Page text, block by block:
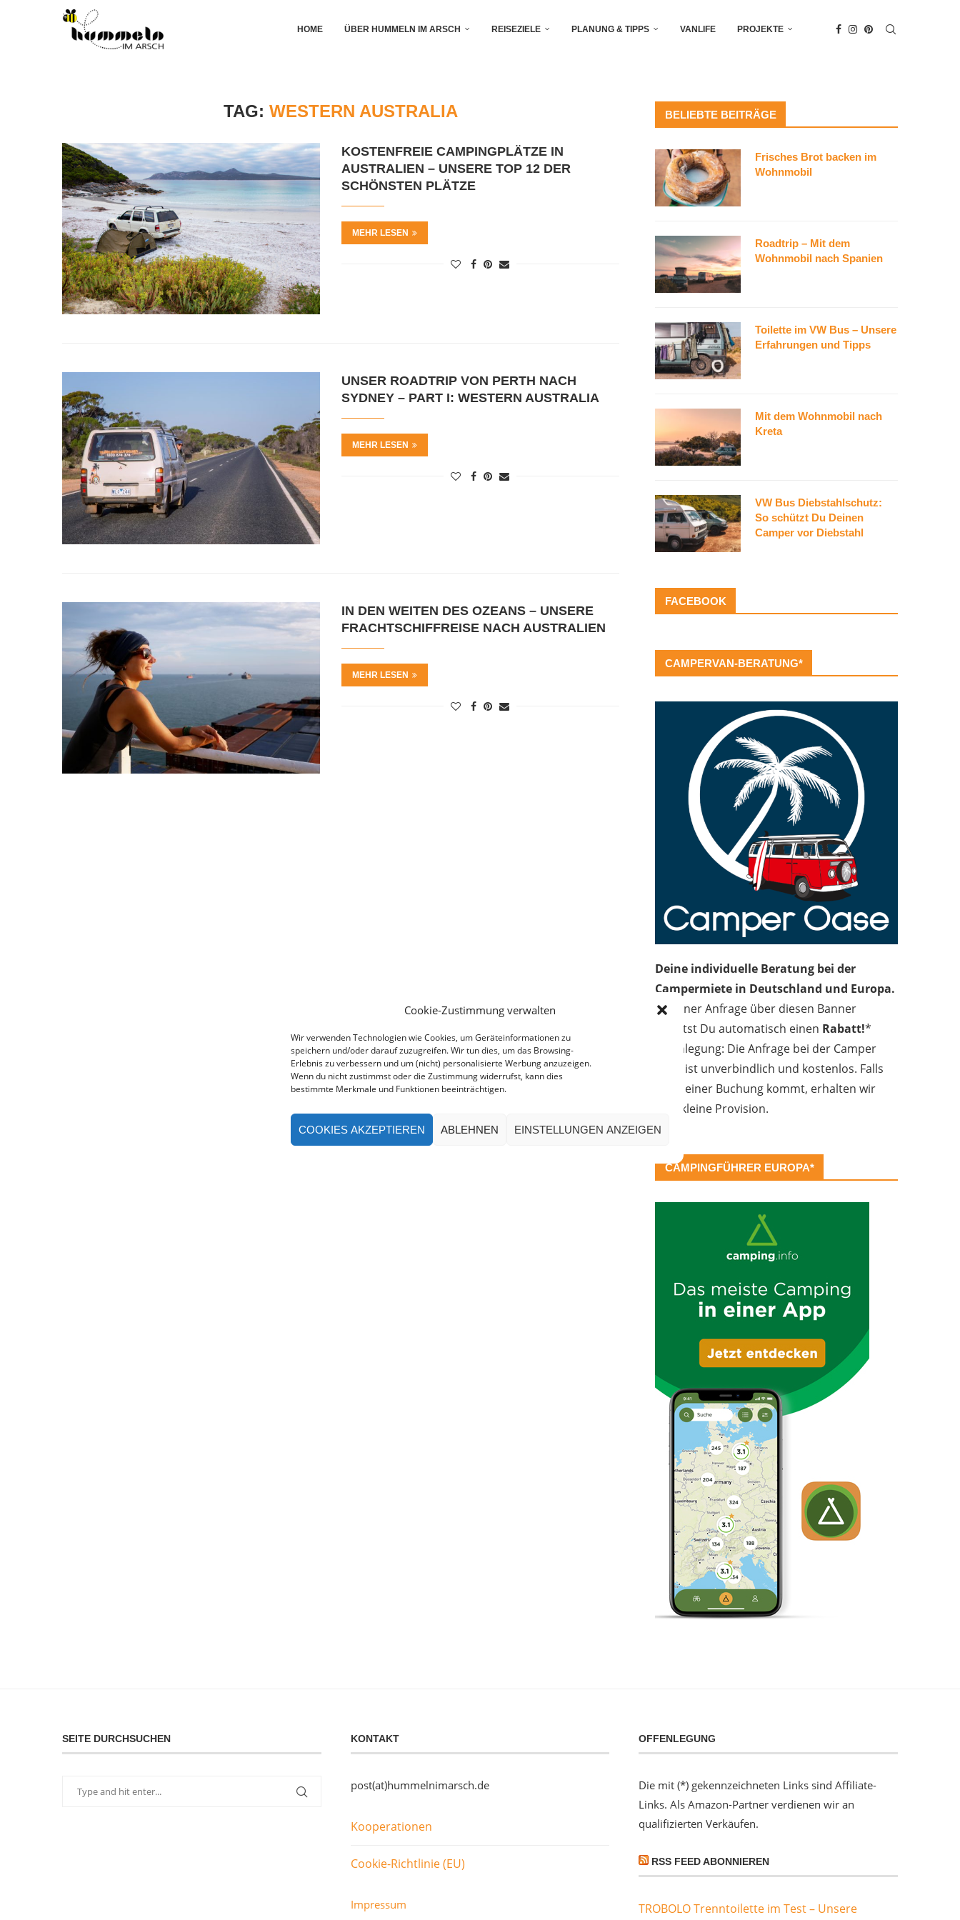
Cookie-Zustimmung verwalten
Wir verwenden Technologien wie Cookies, um Geräteinformationen zu
speichern und/oder darauf zuzugreifen. Wir tun dies, um das Browsing-
Erlebnis zu verbessern und um (nicht) personalisierte Werbung anzuzeigen.
Wenn du nicht zustimmst oder die Zustimmung widerrufst, kann dies
bestimmte Merkmale und Funktionen beeinträchtigen.
COOKIES AKZEPTIEREN ABLEHNEN EINSTELLUNGEN ANZEIGEN
HOME ÜBER HUMMELN IM ARSCH REISEZIELE PLANUNG & TIPPS VANLIFE PROJEKTE
TAG: WESTERN AUSTRALIA
KOSTENFREIE CAMPINGPLÄTZE IN
AUSTRALIEN – UNSERE TOP 12 DER
SCHÖNSTEN PLÄTZE
MEHR LESEN
UNSER ROADTRIP VON PERTH NACH
SYDNEY – PART I: WESTERN AUSTRALIA
MEHR LESEN
IN DEN WEITEN DES OZEANS – UNSERE
FRACHTSCHIFFREISE NACH AUSTRALIEN
MEHR LESEN
BELIEBTE BEITRÄGE
Frisches Brot backen im
Wohnmobil
Roadtrip – Mit dem
Wohnmobil nach Spanien
Toilette im VW Bus – Unsere
Erfahrungen und Tipps
Mit dem Wohnmobil nach
Kreta
VW Bus Diebstahlschutz:
So schützt Du Deinen
Camper vor Diebstahl
FACEBOOK
CAMPERVAN-BERATUNG*
Deine individuelle Beratung bei der
Campermiete in Deutschland und Europa.
Bei einer Anfrage über diesen Banner
erhältst Du automatisch einen Rabatt!*
Offenlegung: Die Anfrage bei der Camper
Oase ist unverbindlich und kostenlos. Falls
es zu einer Buchung kommt, erhalten wir
eine kleine Provision.
CAMPINGFÜHRER EUROPA*
SEITE DURCHSUCHEN KONTAKT
post(at)hummelnimarsch.de
Kooperationen
Cookie-Richtlinie (EU)
Impressum
OFFENLEGUNG
Die mit (*) gekennzeichneten Links sind Affiliate-
Links. Als Amazon-Partner verdienen wir an
qualifizierten Verkäufen.
RSS FEED ABONNIEREN
TROBOLO Trenntoilette im Test – Unsere